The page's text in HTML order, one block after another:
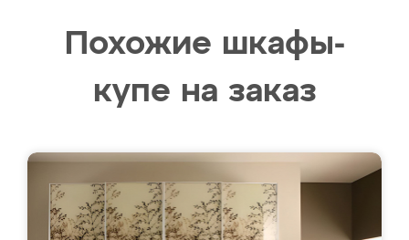
Похожие шкафы-
купе на заказ